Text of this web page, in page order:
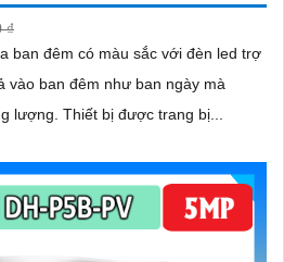
₫
ban đêm có màu sắc với đèn led trợ
vào ban đêm như ban ngày mà
lượng. Thiết bị được trang bị...